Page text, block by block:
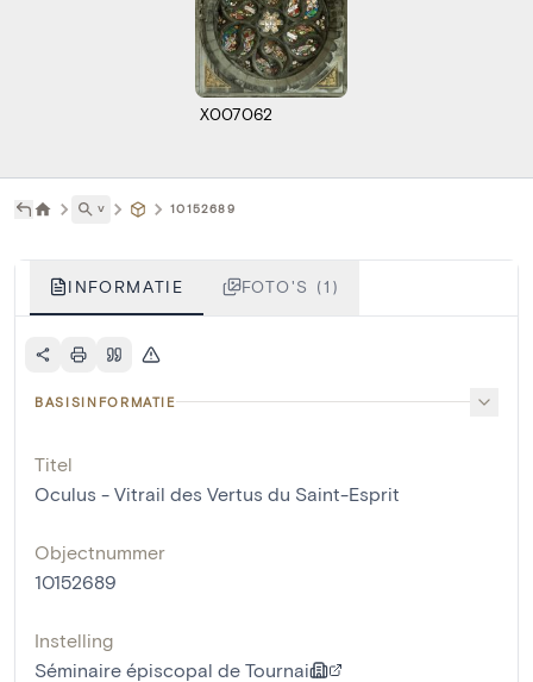
X007062
˅ 10152689
INFORMATIE FOTO'S (1)
BASISINFORMATIE
Titel
Oculus - Vitrail des Vertus du Saint-Esprit
Objectnummer
10152689
Instelling
Séminaire épiscopal de Tournai